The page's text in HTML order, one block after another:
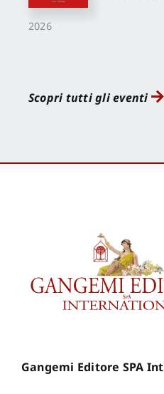
2026
Scopri tutti gli eventi
Gangemi Editore SPA